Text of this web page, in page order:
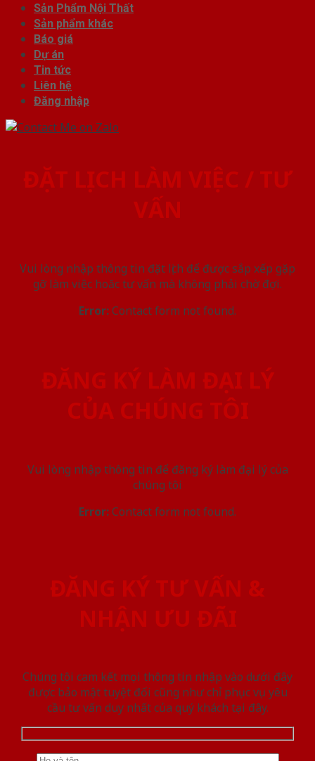
Sản Phẩm Nội Thất
Sản phẩm khác
Báo giá
Dự án
Tin tức
Liên hệ
Đăng nhập
ĐẶT LỊCH LÀM VIỆC / TƯ
VẤN
Vui lòng nhập thông tin đặt lịch để được sắp xếp gặp
gỡ làm việc hoăc tư vấn mà không phải chờ đợi.
Error:Contact form not found.
ĐĂNG KÝ LÀM ĐẠI LÝ
CỦA CHÚNG TÔI
Vui lòng nhập thông tin để đăng ký làm đại lý của
chúng tôi
Error:Contact form not found.
ĐĂNG KÝ TƯ VẤN &
NHẬN ƯU ĐÃI
Chúng tôi cam kết mọi thông tin nhập vào dưới đây
được bảo mật tuyệt đối cũng như chỉ phục vụ yêu
cầu tư vấn duy nhất của quý khách tại đây.